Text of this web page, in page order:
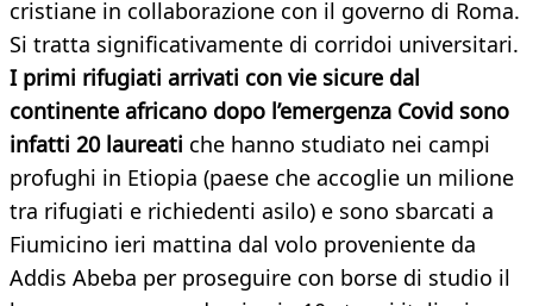
cristiane in collaborazione con il governo di Roma.
Si tratta significativamente di corridoi universitari.
I primi rifugiati arrivati con vie sicure dal
continente africano dopo l’emergenza Covid sono
infatti 20 laureati che hanno studiato nei campi
profughi in Etiopia (paese che accoglie un milione
tra rifugiati e richiedenti asilo) e sono sbarcati a
Fiumicino ieri mattina dal volo proveniente da
Addis Abeba per proseguire con borse di studio il